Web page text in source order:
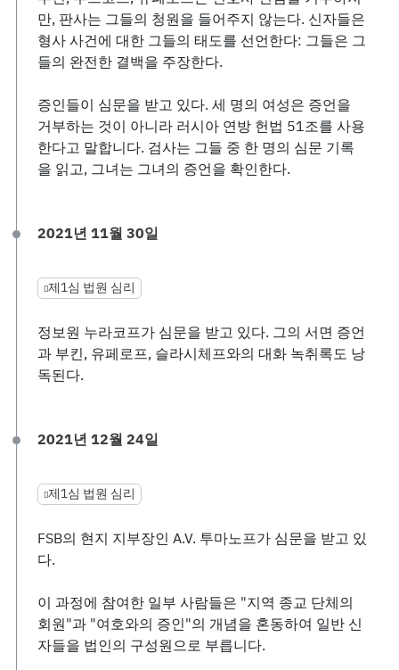
만, 판사는 그들의 청원을 들어주지 않는다. 신자들은
형사 사건에 대한 그들의 태도를 선언한다: 그들은 그
들의 완전한 결백을 주장한다.
증인들이 심문을 받고 있다. 세 명의 여성은 증언을
거부하는 것이 아니라 러시아 연방 헌법 51조를 사용
한다고 말합니다. 검사는 그들 중 한 명의 심문 기록
을 읽고, 그녀는 그녀의 증언을 확인한다.
2021년 11월 30일
제1심 법원 심리
정보원 누라코프가 심문을 받고 있다. 그의 서면 증언
과 부킨, 유페로프, 슬라시체프와의 대화 녹취록도 낭
독된다.
2021년 12월 24일
제1심 법원 심리
FSB의 현지 지부장인 A.V. 투마노프가 심문을 받고 있
다.
이 과정에 참여한 일부 사람들은 "지역 종교 단체의
회원"과 "여호와의 증인"의 개념을 혼동하여 일반 신
자들을 법인의 구성원으로 부릅니다.